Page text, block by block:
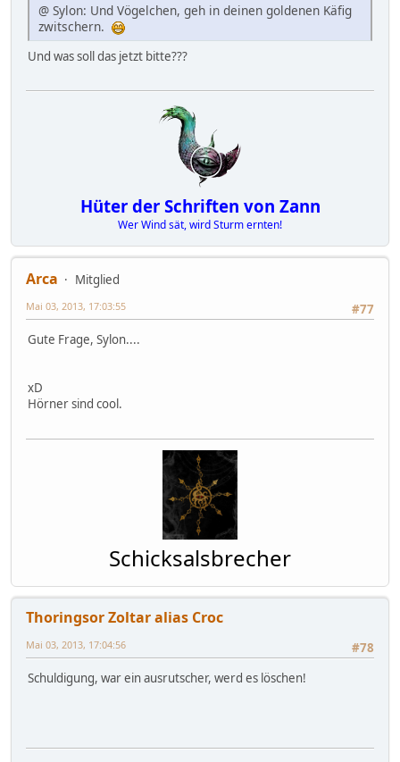
@ Sylon: Und Vögelchen, geh in deinen goldenen Käfig
zwitschern.
Und was soll das jetzt bitte???
Hüter der Schriften von Zann
Wer Wind sät, wird Sturm ernten!
Arca
Mitglied
#77
Mai 03, 2013, 17:03:55
Gute Frage, Sylon....
xD
Hörner sind cool.
Schicksalsbrecher
Thoringsor Zoltar alias Croc
#78
Mai 03, 2013, 17:04:56
Schuldigung, war ein ausrutscher, werd es löschen!